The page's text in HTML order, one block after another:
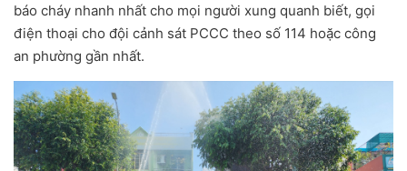
báo cháy nhanh nhất cho mọi người xung quanh biết, gọi
điện thoại cho đội cảnh sát PCCC theo số 114 hoặc công
an phường gần nhất.